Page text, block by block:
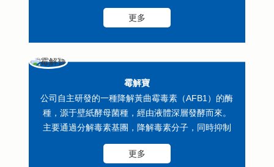
株，經液體深層發酵、冷凍干燥精...
更多
霉解寶
公司自主研發的一種降解黃曲霉毒素（AFB1）的酶
種，源于壁紙酵母菌種，經由液體深層發酵而來。
主要通過分解毒素基團，降解毒素分子，同時抑制
分解毒素分泌菌來達到脫毒...
更多